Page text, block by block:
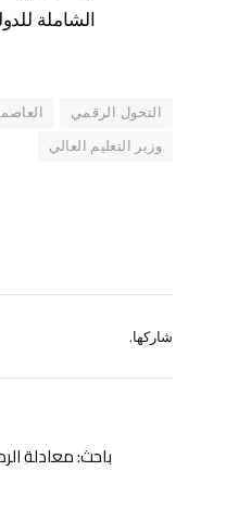
الشاملة
التحول الرقمي
وزير التعليم العالي
شاركها.
باحث: معادلة